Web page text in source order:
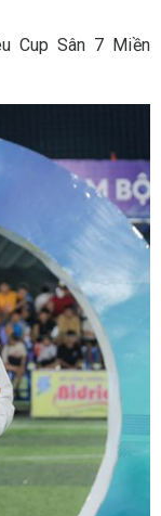
Cup Sân 7 Miền